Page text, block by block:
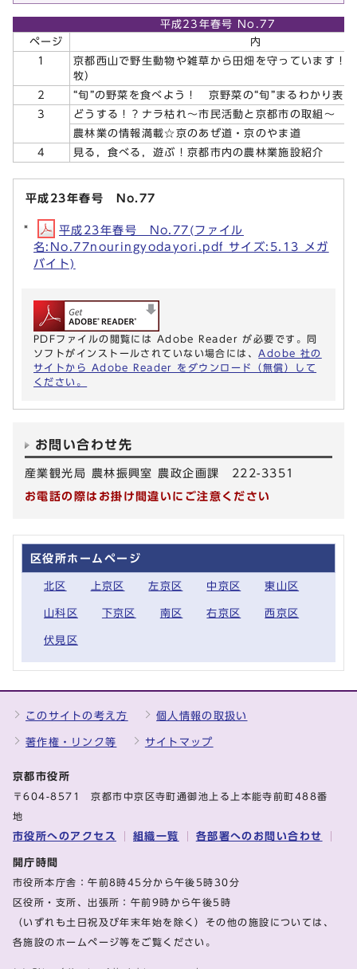
平成23年春号 No.77
ページ
内 容
1
京都西山で野生動物や雑草から田畑を守っています！
牧）
2
“旬”の野菜を食べよう！ 京野菜の“旬”まるわかり表
3
どうする！？ナラ枯れ～市民活動と京都市の取組～
農林業の情報満載☆京のあぜ道・京のやま道
4
見る，食べる，遊ぶ！京都市内の農林業施設紹介
平成23年春号 No.77
平成23年春号 No.77(ファイル
名:No.77nouringyodayori.pdf サイズ:5.13 メガ
バイト)
PDFファイルの閲覧には Adobe Reader が必要です。同
ソフトがインストールされていない場合には、 Adobe 社の
サイトから Adobe Reader をダウンロード（無償）して
ください。
お問い合わせ先
産業観光局 農林振興室 農政企画課 222-3351
お電話の際はお掛け間違いにご注意ください
区役所ホームページ
北区 上京区 左京区 中京区 東山区
山科区 下京区 南区 右京区 西京区
伏見区
このサイトの考え方 個人情報の取扱い
著作権・リンク等 サイトマップ
京都市役所
〒604-8571 京都市中京区寺町通御池上る上本能寺前町488番
地
市役所へのアクセス 組織一覧 各部署へのお問い合わせ
開庁時間
市役所本庁舎：午前8時45分から午後5時30分
区役所・支所、出張所：午前9時から午後5時
（いずれも土日祝及び年末年始を除く）その他の施設については、
各施設のホームページ等をご覧ください。